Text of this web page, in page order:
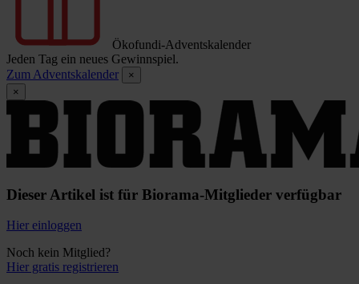
Ökofundi-Adventskalender
Jeden Tag ein neues Gewinnspiel.
Zum Adventskalender
×
×
Dieser Artikel ist für Biorama-Mitglieder verfügbar
Hier einloggen
Noch kein Mitglied?
Hier gratis registrieren